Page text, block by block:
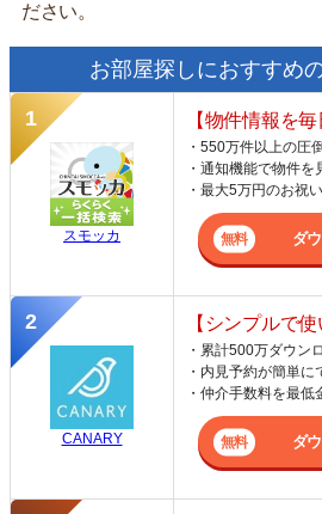
ださい。
お部屋探しにおすすめ
スモッカ
【物件情報を毎
・550万件以上の圧
・通知機能で物件を
・最大5万円のお祝
ダ
CANARY
【シンプルで使
・累計500万ダウン
・内見予約が簡単に
・仲介手数料を最低
ダ